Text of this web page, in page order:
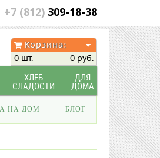
+7 (812) 309-18-38
Корзина:
0 шт.
0 руб.
ХЛЕБ
СЛАДОСТИ
ДЛЯ
ДОМА
НА ДОМ БЛОГ